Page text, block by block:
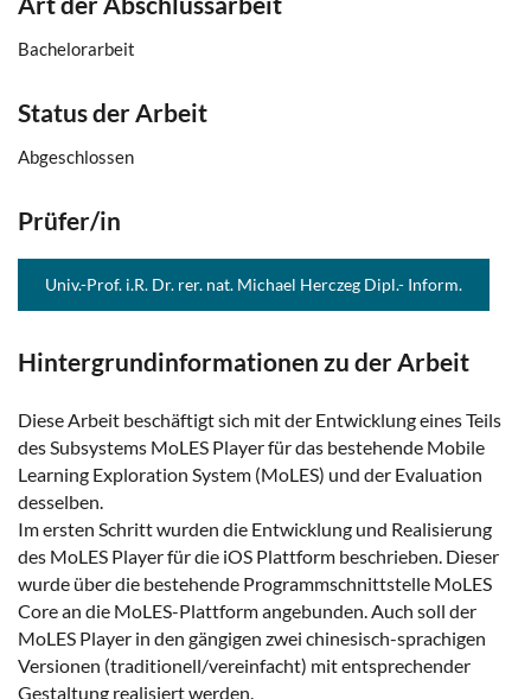
Bachelorarbeit
Status der Arbeit
Abgeschlossen
Prüfer/in
Univ.-Prof. i.R. Dr. rer. nat. Michael Herczeg Dipl.- Inform.
Hintergrundinformationen zu der Arbeit
Diese Arbeit beschäftigt sich mit der Entwicklung eines Teils
des Subsystems MoLES Player für das bestehende Mobile
Learning Exploration System (MoLES) und der Evaluation
desselben.
Im ersten Schritt wurden die Entwicklung und Realisierung
des MoLES Player für die iOS Plattform beschrieben. Dieser
wurde über die bestehende Programmschnittstelle MoLES
Core an die MoLES-Plattform angebunden. Auch soll der
MoLES Player in den gängigen zwei chinesisch-sprachigen
Versionen (traditionell/vereinfacht) mit entsprechender
Gestaltung realisiert werden.